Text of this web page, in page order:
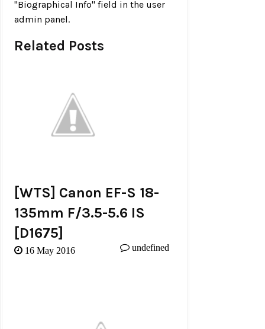
"Biographical Info" field in the user
admin panel.
Related Posts
[WTS] Canon EF-S 18-
135mm F/3.5-5.6 IS
[d1675]
16 May 2016 undefined